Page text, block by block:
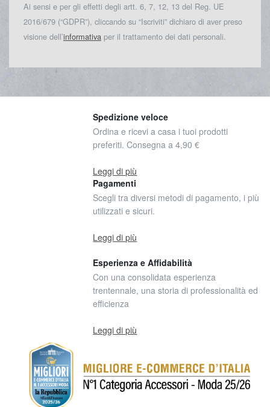
Ai sensi e per gli effetti degli artt. 6, 7, 12, 13 del Reg. UE
2016/679 (“GDPR”), cliccando su “Iscriviti” dichiaro di aver preso
visione dell’informativa per il trattamento dei dati personali.
Spedizione veloce
Ordina e ricevi a casa i tuoi prodotti
preferiti. Consegna a 4,90 €
Leggi di più
Pagamenti
Scegli tra diversi metodi di pagamento, i più
utilizzati e sicuri.
Leggi di più
Esperienza e Affidabilità
Con una consolidata esperienza
trentennale, una storia di professionalità ed
efficienza
Leggi di più